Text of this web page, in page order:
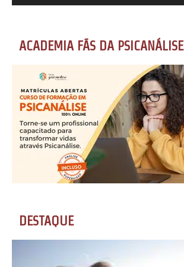
ACADEMIA FÃS DA PSICANÁLISE
DESTAQUE